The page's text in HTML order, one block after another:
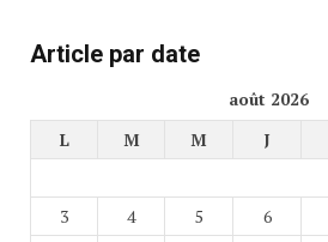
Article par date
août 2026
L
M M J
3
4 5 6